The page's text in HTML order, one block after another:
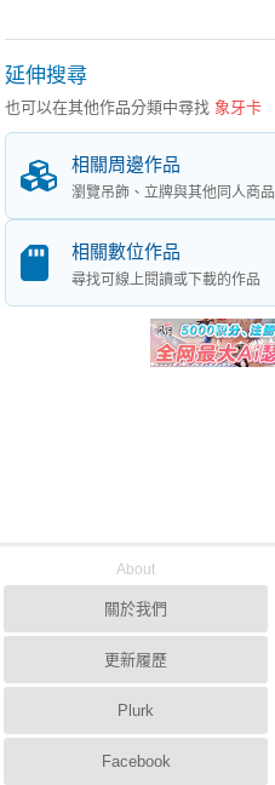
延伸搜尋
也可以在其他作品分類中尋找 象牙卡
相關周邊作品
瀏覽吊飾、立牌與其他同人商品
相關數位作品
尋找可線上閱讀或下載的作品
About
關於我們
更新履歷
Plurk
Facebook